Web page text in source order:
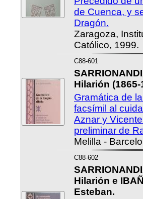
de Cuenca, y
Dragón.
Zaragoza,
Católico, 1999.
C88-601
Hilarión (1865-
Gramática de
facsímil al
Aznar y
preliminar de
Melilla -
C88-602
Hilarión e
Esteban.